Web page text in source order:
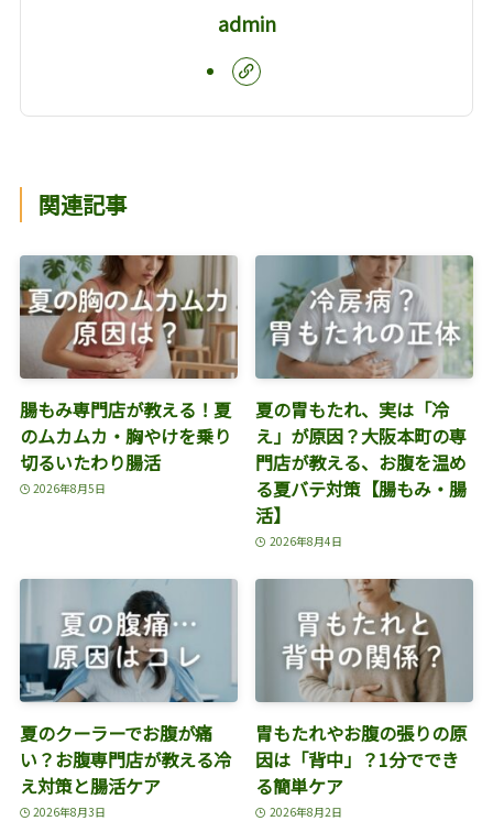
admin
関連記事
腸もみ専門店が教える！夏
のムカムカ・胸やけを乗り
切るいたわり腸活
2026年8月5日
夏の胃もたれ、実は「冷
え」が原因？大阪本町の専
門店が教える、お腹を温め
る夏バテ対策【腸もみ・腸
活】
2026年8月4日
夏のクーラーでお腹が痛
い？お腹専門店が教える冷
え対策と腸活ケア
2026年8月3日
胃もたれやお腹の張りの原
因は「背中」？1分ででき
る簡単ケア
2026年8月2日